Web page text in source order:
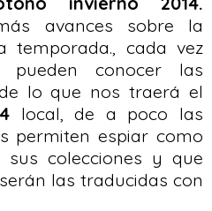
avances sobre la
temporada., cada vez
conocer las
lo que nos traerá el
local, de a poco las
permiten espiar como
sus colecciones y que
las traducidas con